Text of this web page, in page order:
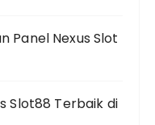
Panel Nexus Slot
Slot88 Terbaik di